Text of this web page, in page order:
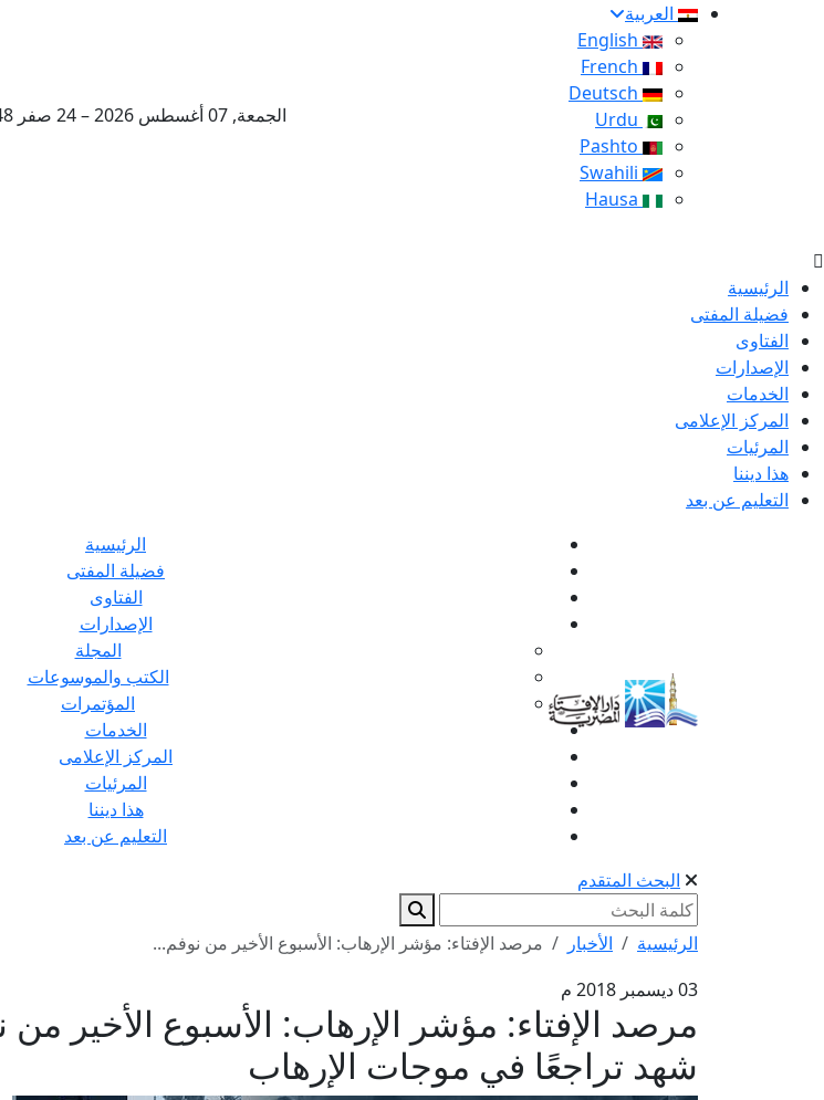
العربية
الجمعة, 07 أغسطس 2026 – 24 صفر 1448 هـ
الرئيسية
فضيلة المفتى
الفتاوى
الإصدارات
الخدمات
المركز الإعلامى
المرئيات
هذا ديننا
التعليم عن بعد
الرئيسية
فضيلة المفتى
الفتاوى
الإصدارات
المجلة
الكتب والموسوعات
المؤتمرات
الخدمات
المركز الإعلامى
المرئيات
هذا ديننا
التعليم عن بعد
البحث المتقدم
الرئيسية الأخبار
مرصد الإفتاء: مؤشر الإرهاب: الأسبوع الأخير من نوفم...
03 ديسمبر 2018 م
مرصد الإفتاء: مؤشر الإرهاب: الأسبوع الأخير من
شهد تراجعًا في موجات الإرهاب